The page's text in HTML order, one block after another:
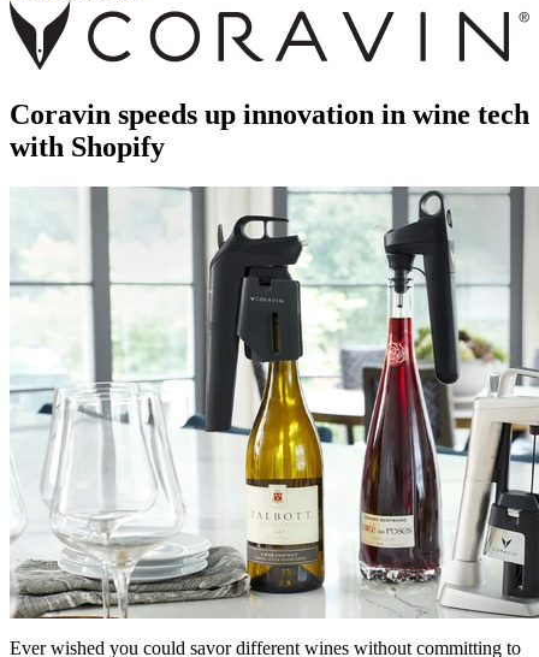
Coravin speeds up innovation in wine tech
with Shopify
Ever wished you could savor different wines without committing to